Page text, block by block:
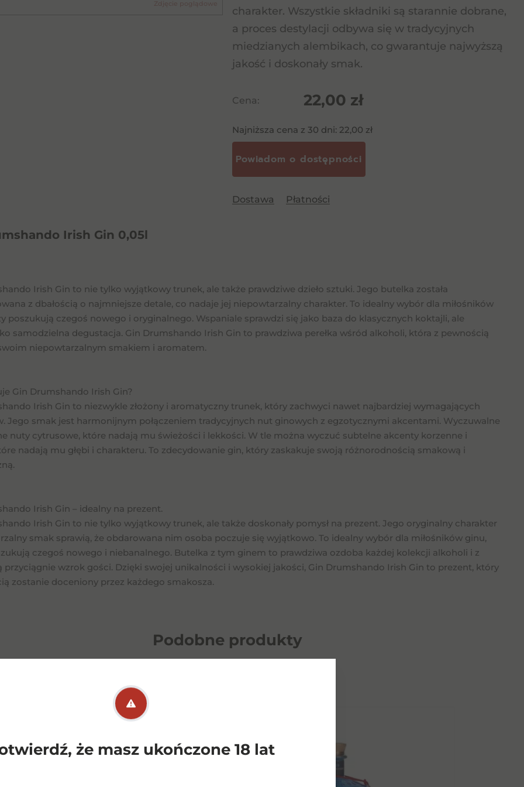
że masz ukończone 18 lat
charakter. Wszystkie składniki są starannie dobrane,
a proces destylacji odbywa się w tradycyjnych
miedzianych alembikach, co gwarantuje najwyższą
jakość i doskonały smak.
Cena: 22,00 zł
Najniższa cena z 30 dni: 22,00 zł
Dostawa Płatności
Irish Gin 0,05l
Irish Gin to nie tylko wyjątkowy trunek, ale także prawdziwe dzieło sztuki. Jego butelka została
z dbałością o najmniejsze detale, co nadaje jej niepowtarzalny charakter. To idealny wybór dla miłośników
poszukują czegoś nowego i oryginalnego. Wspaniale sprawdzi się jako baza do klasycznych koktajli, ale
samodzielna degustacja. Gin Drumshando Irish Gin to prawdziwa perełka wśród alkoholi, która z pewnością
niepowtarzalnym smakiem i aromatem.
Gin Drumshando Irish Gin?
Irish Gin to niezwykle złożony i aromatyczny trunek, który zachwyci nawet najbardziej wymagających
Jego smak jest harmonijnym połączeniem tradycyjnych nut ginowych z egzotycznymi akcentami. Wyczuwalne
nuty cytrusowe, które nadają mu świeżości i lekkości. W tle można wyczuć subtelne akcenty korzenne i
nadają mu głębi i charakteru. To zdecydowanie gin, który zaskakuje swoją różnorodnością smakową i
Irish Gin – idealny na prezent.
Irish Gin to nie tylko wyjątkowy trunek, ale także doskonały pomysł na prezent. Jego oryginalny charakter
smak sprawią, że obdarowana nim osoba poczuje się wyjątkowo. To idealny wybór dla miłośników ginu,
czegoś nowego i niebanalnego. Butelka z tym ginem to prawdziwa ozdoba każdej kolekcji alkoholi i z
przyciągnie wzrok gości. Dzięki swojej unikalności i wysokiej jakości, Gin Drumshando Irish Gin to prezent, który
zostanie doceniony przez każdego smakosza.
Podobneprodukty